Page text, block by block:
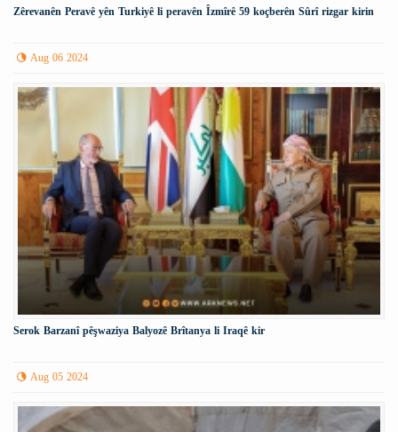
Zêrevanên Peravê yên Turkiyê li peravên Îzmîrê 59 koçberên Sûrî rizgar kirin
Aug 06 2024
Serok Barzanî pêşwaziya Balyozê Brîtanya li Iraqê kir
Aug 05 2024